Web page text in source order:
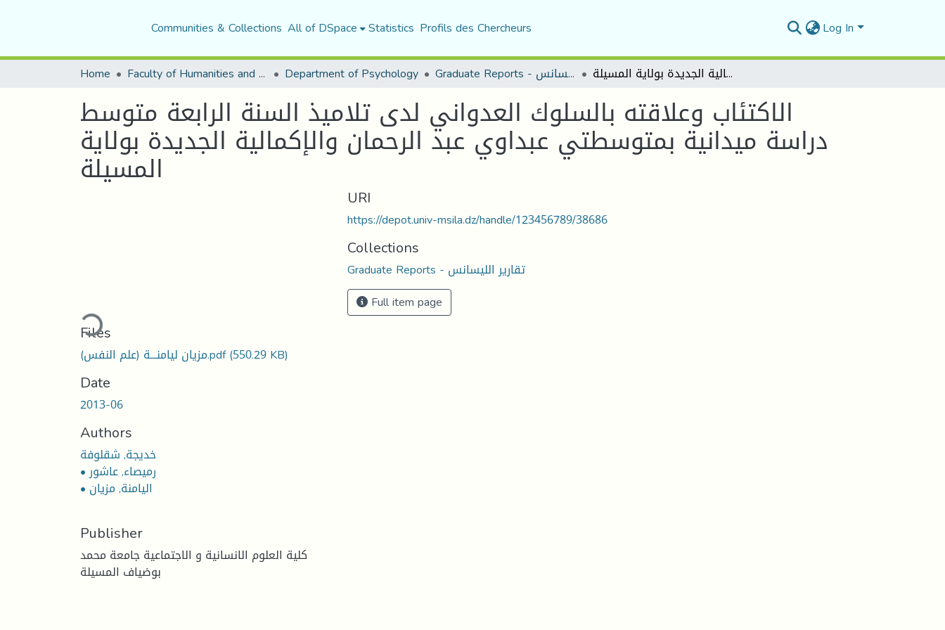
Communities & Collections All of DSpace Statistics Profils des Chercheurs Log In
Home Faculty of Humanities and Social Sciences Department of Psychology Graduate Reports - تقارير الليسانس الاكتئاب وعلاقته بالسلوك العدواني لدى تلاميذ السنة الرابعة متوسط دراسة ميدانية بمتوسطتي عبداوي عبد الرحمان والإكمالية الجديدة بولاية المسيلة
الاكتئاب وعلاقته بالسلوك العدواني لدى تلاميذ السنة الرابعة متوسط
دراسة ميدانية بمتوسطتي عبداوي عبد الرحمان والإكمالية الجديدة بولاية
المسيلة
Loading...
Files
مزيان ليامنـــة (علم النفس).pdf(550.29 KB)
Date
2013-06
Authors
خديجة, شقلوفة
• رميصاء, عاشور
• اليامنة, مزيان
Publisher
كلية العلوم الانسانية و الاجتماعية جامعة محمد
بوضياف المسيلة
URI
https://depot.univ-msila.dz/handle/123456789/38686
Collections
Graduate Reports - تقارير الليسانس
Full item page